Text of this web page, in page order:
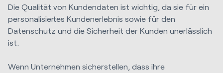
Die Qualität von Kundendaten ist wichtig, da sie für ein
personalisiertes Kundenerlebnis sowie für den
Datenschutz und die Sicherheit der Kunden unerlässlich
ist.
Wenn Unternehmen sicherstellen, dass ihre